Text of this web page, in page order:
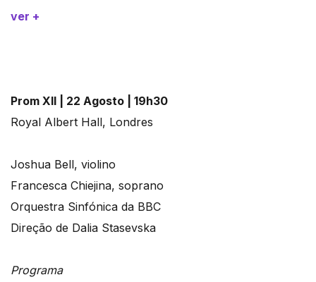
ver +
Prom XII | 22 Agosto | 19h30
Royal Albert Hall, Londres
Joshua Bell, violino
Francesca Chiejina, soprano
Orquestra Sinfónica da BBC
Direção de Dalia Stasevska
Programa